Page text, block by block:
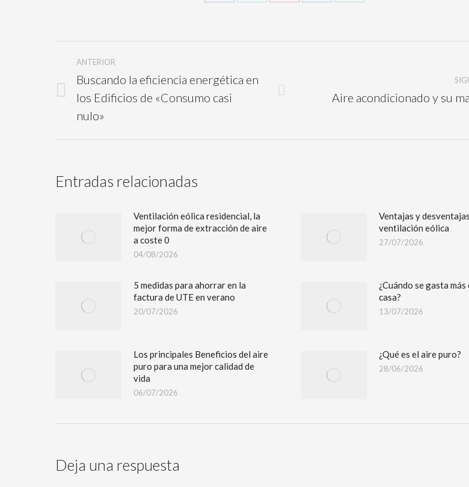
ANTERIOR
Buscando la eficiencia energética en
los Edificios de «Consumo casi
nulo»
Aire acondicionado y su
Entradas relacionadas
Ventilación eólica residencial, la
mejor forma de extracción de aire
a coste 0
04/08/2026
Ventajas y
ventilación eólica
27/07/2026
5 medidas para ahorrar en la
factura de UTE en verano
20/07/2026
¿Cuándo se gasta
casa?
13/07/2026
Los principales Beneficios del aire
puro para una mejor calidad de
vida
06/07/2026
¿Qué es el aire puro?
28/06/2026
Deja una respuesta